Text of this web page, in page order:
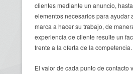
clientes mediante un anuncio,
elementos necesarios para ayudar
marca a hacer su trabajo, de
experiencia de cliente resulte un
frente a la oferta de la competencia.
El valor de cada punto de contacto